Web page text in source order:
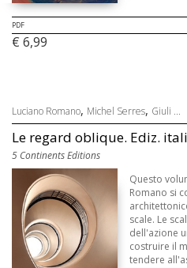
PDF
€ 6,99
Luciano Romano, Michel Serres, Giuli ...
Le regard oblique. Ediz.
5 Continents Editions
Questo
Romano si
scale. Le
dell'azione
costruire il
tendere